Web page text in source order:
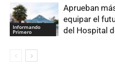
Informando
Primero
Aprueban
equipar el
del Hospital